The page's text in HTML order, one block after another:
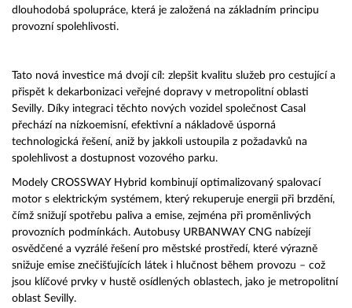
dlouhodobá spolupráce, která je založená na základním principu
provozní spolehlivosti.
Tato nová investice má dvojí cíl: zlepšit kvalitu služeb pro cestující a
přispět k dekarbonizaci veřejné dopravy v metropolitní oblasti
Sevilly. Díky integraci těchto nových vozidel společnost Casal
přechází na nízkoemisní, efektivní a nákladově úsporná
technologická řešení, aniž by jakkoli ustoupila z požadavků na
spolehlivost a dostupnost vozového parku.
Modely CROSSWAY Hybrid kombinují optimalizovaný spalovací
motor s elektrickým systémem, který rekuperuje energii při brzdění,
čímž snižují spotřebu paliva a emise, zejména při proměnlivých
provozních podmínkách. Autobusy URBANWAY CNG nabízejí
osvědčené a vyzrálé řešení pro městské prostředí, které výrazně
snižuje emise znečišťujících látek i hlučnost během provozu – což
jsou klíčové prvky v hustě osídlených oblastech, jako je metropolitní
oblast Sevilly.